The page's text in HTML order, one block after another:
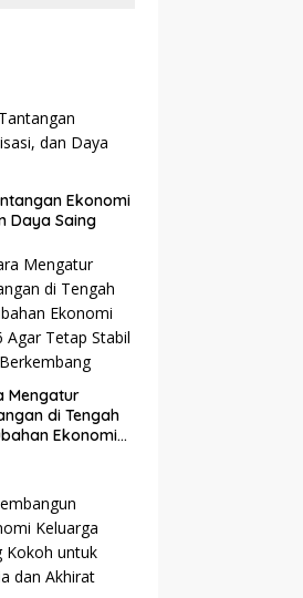
Ekonomi
Daya Saing
Mengatur
di Tengah
Ekonomi